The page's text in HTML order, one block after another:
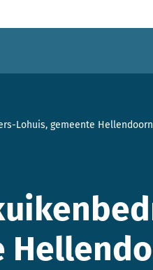
Lohuis, gemeente Hellendoorn